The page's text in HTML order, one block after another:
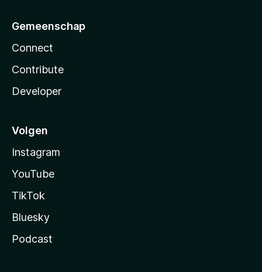
Gemeenschap
Connect
Contribute
Developer
Volgen
Instagram
YouTube
TikTok
Bluesky
Podcast